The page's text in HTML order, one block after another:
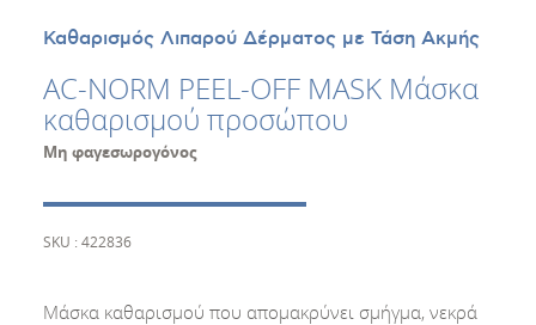
Καθαρισμός Λιπαρού Δέρματος με Τάση Ακμής
AC-NORM PEEL-OFF MASK Μάσκα
καθαρισμού προσώπου
Μη φαγεσωρογόνος
SKU : 422836
Μάσκα καθαρισμού που απομακρύνει σμήγμα, νεκρά